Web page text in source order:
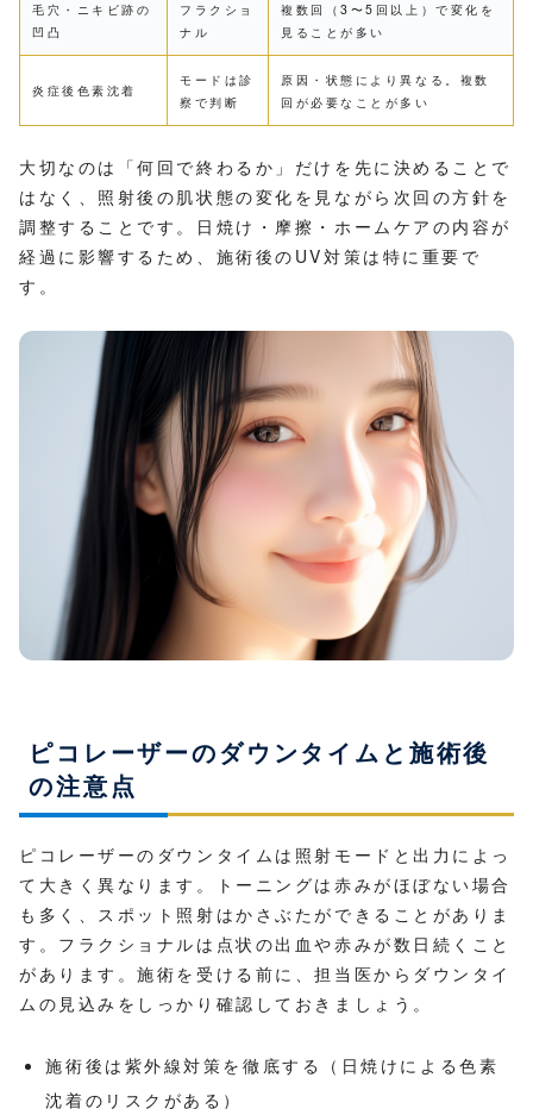
毛穴・ニキビ跡の
凹凸
フラクショ
ナル
複数回（3〜5回以上）で変化を
見ることが多い
炎症後色素沈着
モードは診
察で判断
原因・状態により異なる。複数
回が必要なことが多い
大切なのは「何回で終わるか」だけを先に決めることで
はなく、照射後の肌状態の変化を見ながら次回の方針を
調整することです。日焼け・摩擦・ホームケアの内容が
経過に影響するため、施術後のUV対策は特に重要で
す。
ピコレーザーのダウンタイムと施術後
の注意点
ピコレーザーのダウンタイムは照射モードと出力によっ
て大きく異なります。トーニングは赤みがほぼない場合
も多く、スポット照射はかさぶたができることがありま
す。フラクショナルは点状の出血や赤みが数日続くこと
があります。施術を受ける前に、担当医からダウンタイ
ムの見込みをしっかり確認しておきましょう。
施術後は紫外線対策を徹底する（日焼けによる色素
沈着のリスクがある）